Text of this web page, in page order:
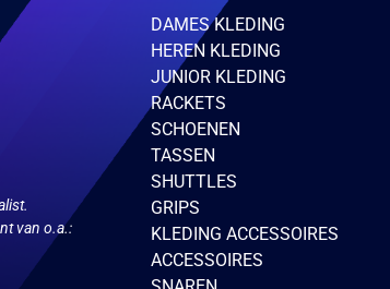
van o.a.:
DAMES KLEDING
HEREN KLEDING
JUNIOR KLEDING
RACKETS
SCHOENEN
TASSEN
SHUTTLES
GRIPS
KLEDING ACCESSOIRES
ACCESSOIRES